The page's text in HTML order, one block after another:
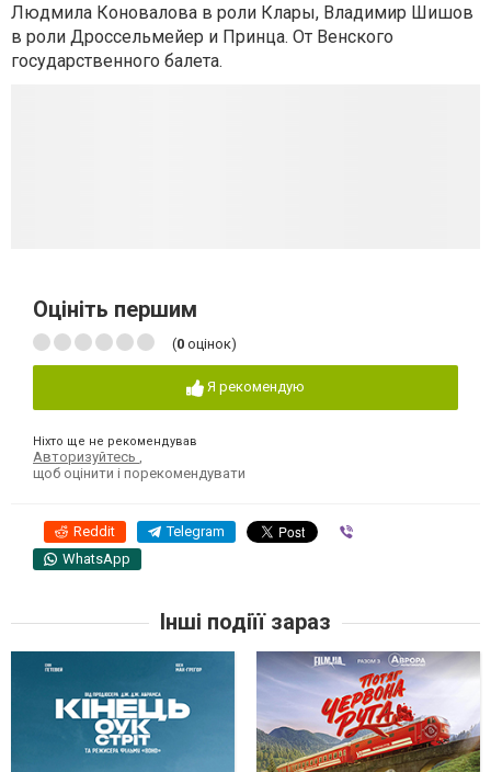
Людмила Коновалова в роли Клары, Владимир Шишов
в роли Дроссельмейер и Принца. От Венского
государственного балета.
Оцініть першим
(0 оцінок)
Я рекомендую
Ніхто ще не рекомендував
Авторизуйтесь
щоб оцінити і порекомендувати
Reddit Telegram
WhatsApp
Інші подіїї зараз